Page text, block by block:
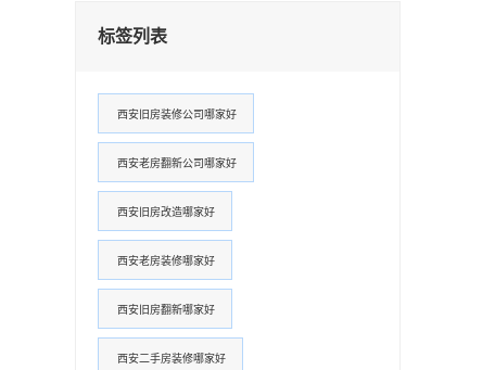
标签列表
西安旧房装修公司哪家好
西安老房翻新公司哪家好
西安旧房改造哪家好
西安老房装修哪家好
西安旧房翻新哪家好
西安二手房装修哪家好